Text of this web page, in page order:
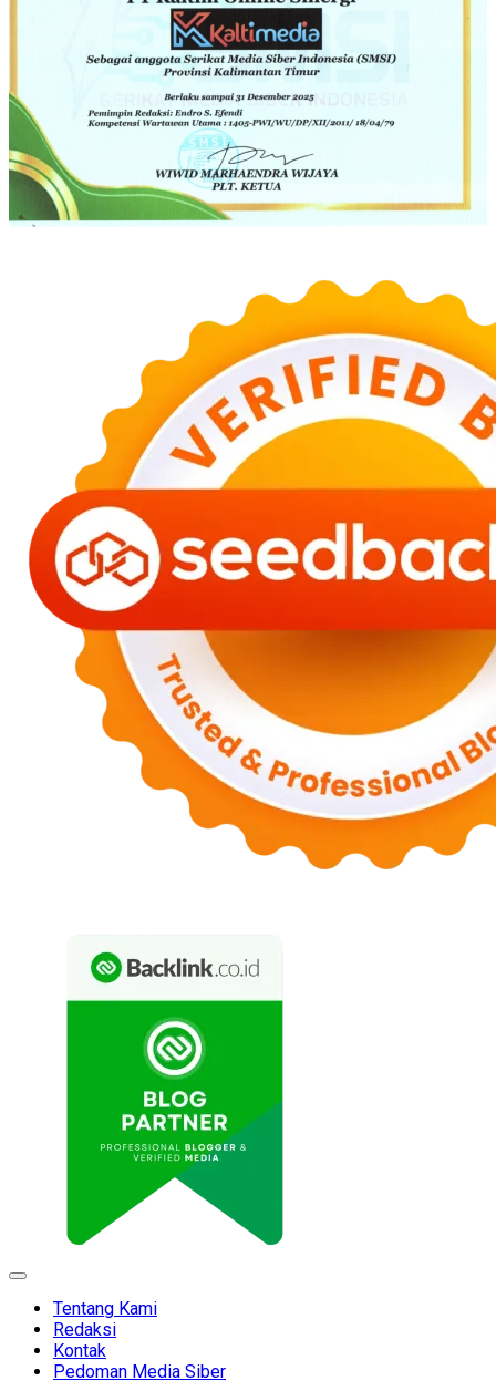
Expand
Tentang Kami
Redaksi
Kontak
Pedoman Media Siber